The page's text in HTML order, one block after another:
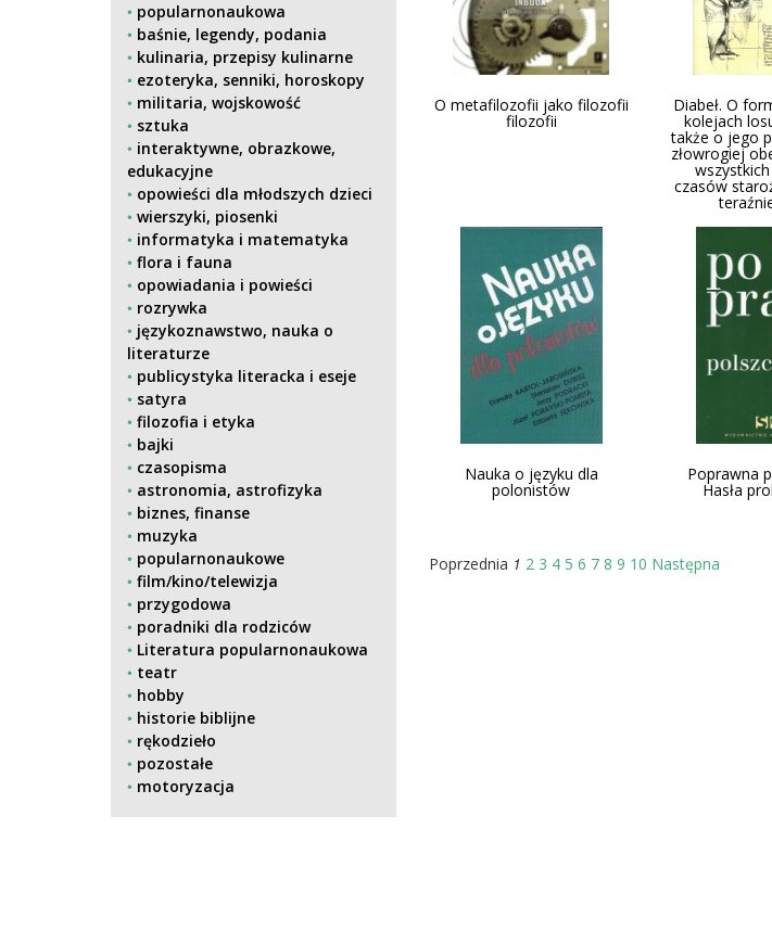
popularnonaukowa
baśnie, legendy, podania
kulinaria, przepisy kulinarne
ezoteryka, senniki, horoskopy
militaria, wojskowość
sztuka
interaktywne, obrazkowe,
edukacyjne
opowieści dla młodszych dzieci
wierszyki, piosenki
informatyka i matematyka
flora i fauna
opowiadania i powieści
rozrywka
językoznawstwo, nauka o
literaturze
publicystyka literacka i eseje
satyra
filozofia i etyka
bajki
czasopisma
astronomia, astrofizyka
biznes, finanse
muzyka
popularnonaukowe
film/kino/telewizja
przygodowa
poradniki dla rodziców
Literatura popularnonaukowa
teatr
hobby
historie biblijne
rękodzieło
pozostałe
motoryzacja
O metafilozofii jako filozofii
filozofii
Diabeł. O
kolejach
także o jego
złowrogiej
czasów
Nauka o języku dla
polonistów
Poprawna
Hasła
Poprzednia 1 2 3 4 5 6 7 8 9 10 Następna